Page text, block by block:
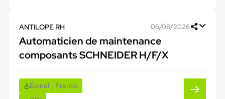
ANTILOPE RH 06/08/2026
Automaticien de maintenance
composants SCHNEIDER H/F/X
Épinal , France